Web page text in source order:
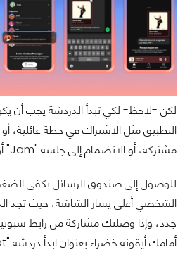
لكن -لاحظ- لكي تبدأ الدردشة يجب أن
التطبيق مثل الاشتراك في خطة عائلية،
مشتركة، أو الانضمام إلى جلسة "Jam" أو "Blend".
للوصول إلى صندوق الرسائل يكفي
الشخصي أعلى يسار الشاشة، حيث تجد
جدد، وإذا وصلتك مشاركة من رابط